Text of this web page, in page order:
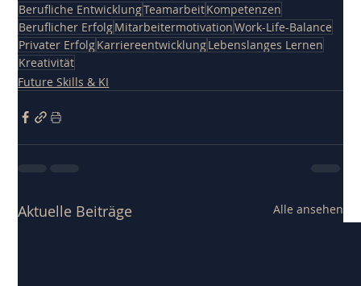
Berufliche EntwicklungTeamarbeitKompetenzen
Beruflicher ErfolgMitarbeitermotivationWork-Life-Balance
Privater ErfolgKarriereentwicklungLebenslanges Lernen
Kreativität
Future Skills & KI
Aktuelle Beiträge Alle ansehen